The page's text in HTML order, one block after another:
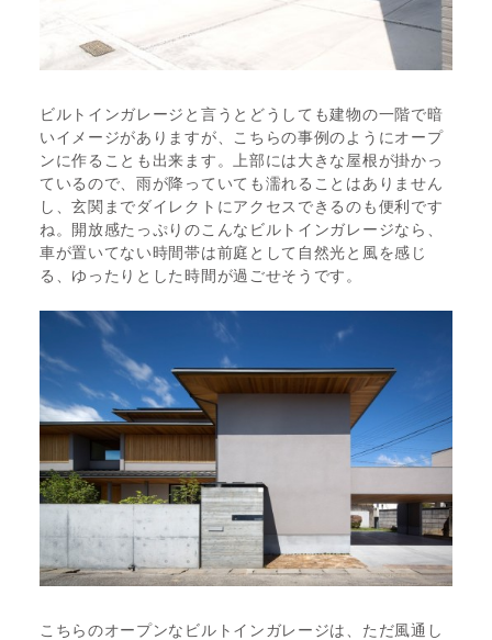
ビルトインガレージと言うとどうしても建物の一階で暗
いイメージがありますが、こちらの事例のようにオープ
ンに作ることも出来ます。上部には大きな屋根が掛かっ
ているので、雨が降っていても濡れることはありません
し、玄関までダイレクトにアクセスできるのも便利です
ね。開放感たっぷりのこんなビルトインガレージなら、
車が置いてない時間帯は前庭として自然光と風を感じ
る、ゆったりとした時間が過ごせそうです。
こちらのオープンなビルトインガレージは、ただ風通し